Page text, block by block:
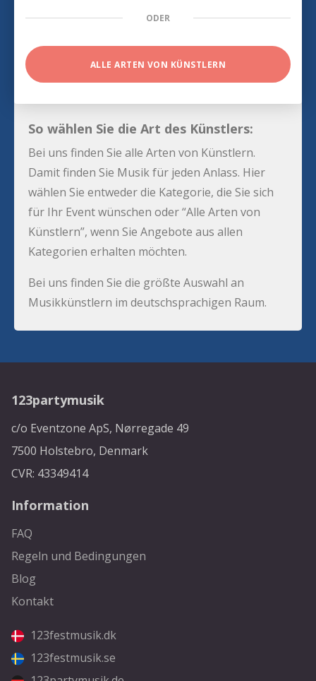
ODER
ALLE ARTEN VON KÜNSTLERN
So wählen Sie die Art des Künstlers:
Bei uns finden Sie alle Arten von Künstlern.
Damit finden Sie Musik für jeden Anlass. Hier
wählen Sie entweder die Kategorie, die Sie sich
für Ihr Event wünschen oder “Alle Arten von
Künstlern”, wenn Sie Angebote aus allen
Kategorien erhalten möchten.
Bei uns finden Sie die größte Auswahl an
Musikkünstlern im deutschsprachigen Raum.
123partymusik
c/o Eventzone ApS, Nørregade 49
7500 Holstebro, Denmark
CVR: 43349414
Information
FAQ
Regeln und Bedingungen
Blog
Kontakt
123festmusik.dk
123festmusik.se